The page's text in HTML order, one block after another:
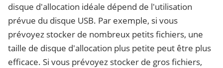
disque d'allocation idéale dépend de l'utilisation
prévue du disque USB. Par exemple, si vous
prévoyez stocker de nombreux petits fichiers, une
taille de disque d'allocation plus petite peut être plus
efficace. Si vous prévoyez stocker de gros fichiers,